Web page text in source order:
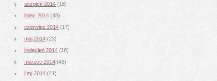
sierpień 2014 (18)
lipiec 2014 (43)
czerwiec 2014 (17)
maj 2014 (23)
kwiecień 2014 (18)
marzec 2014 (43)
luty 2014 (41)